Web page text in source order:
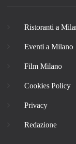
Ristoranti a
Eventi a Milano
Film Milano
Cookies Policy
Privacy
Redazione